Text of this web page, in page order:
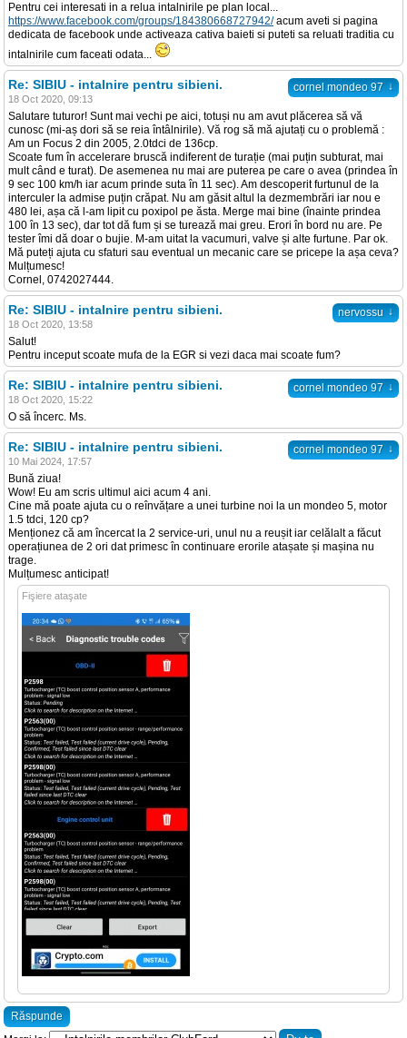
Pentru cei interesati in a relua intalnirile pe plan local...
https://www.facebook.com/groups/184380668727942/acum aveti si pagina
dedicata de facebook unde activeaza cativa baieti si puteti sa reluati traditia cu
intalnirile cum faceati odata...
cornel mondeo 97 ↓
Re: SIBIU - intalnire pentru sibieni.
18 Oct 2020, 09:13
Salutare tuturor! Sunt mai vechi pe aici, totuși nu am avut plăcerea să vă
cunosc (mi-aș dori să se reia întâlnirile). Vă rog să mă ajutați cu o problemă :
Am un Focus 2 din 2005, 2.0tdci de 136cp.
Scoate fum în accelerare bruscă indiferent de turație (mai puțin subturat, mai
mult când e turat). De asemenea nu mai are puterea pe care o avea (prindea în
9 sec 100 km/h iar acum prinde suta în 11 sec). Am descoperit furtunul de la
interculer la admise puțin crăpat. Nu am găsit altul la dezmembrări iar nou e
480 lei, așa că l-am lipit cu poxipol pe ăsta. Merge mai bine (înainte prindea
100 în 13 sec), dar tot dă fum și se turează mai greu. Erori în bord nu are. Pe
tester îmi dă doar o bujie. M-am uitat la vacumuri, valve și alte furtune. Par ok.
Mă puteți ajuta cu sfaturi sau eventual un mecanic care se pricepe la așa ceva?
Mulțumesc!
Cornel, 0742027444.
nervossu ↓
Re: SIBIU - intalnire pentru sibieni.
18 Oct 2020, 13:58
Salut!
Pentru inceput scoate mufa de la EGR si vezi daca mai scoate fum?
cornel mondeo 97 ↓
Re: SIBIU - intalnire pentru sibieni.
18 Oct 2020, 15:22
O să încerc. Ms.
cornel mondeo 97 ↓
Re: SIBIU - intalnire pentru sibieni.
10 Mai 2024, 17:57
Bună ziua!
Wow! Eu am scris ultimul aici acum 4 ani.
Cine mă poate ajuta cu o reînvățare a unei turbine noi la un mondeo 5, motor
1.5 tdci, 120 cp?
Menționez că am încercat la 2 service-uri, unul nu a reușit iar celălalt a făcut
operațiunea de 2 ori dat primesc în continuare erorile atașate și mașina nu
trage.
Mulțumesc anticipat!
Fişiere ataşate
Răspunde